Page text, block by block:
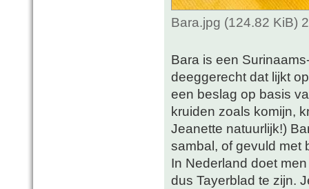
Bara.jpg (124.82 KiB)
Bara is een
deeggerecht dat lijkt
een beslag op basis
kruiden zoals komijn,
Jeanette natuurlijk!)
sambal, of gevuld met
In Nederland doet
dus Tayerblad te zijn.